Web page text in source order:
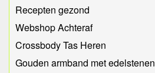
Recepten gezond
Webshop Achteraf
Crossbody Tas Heren
Gouden armband met edelstenen